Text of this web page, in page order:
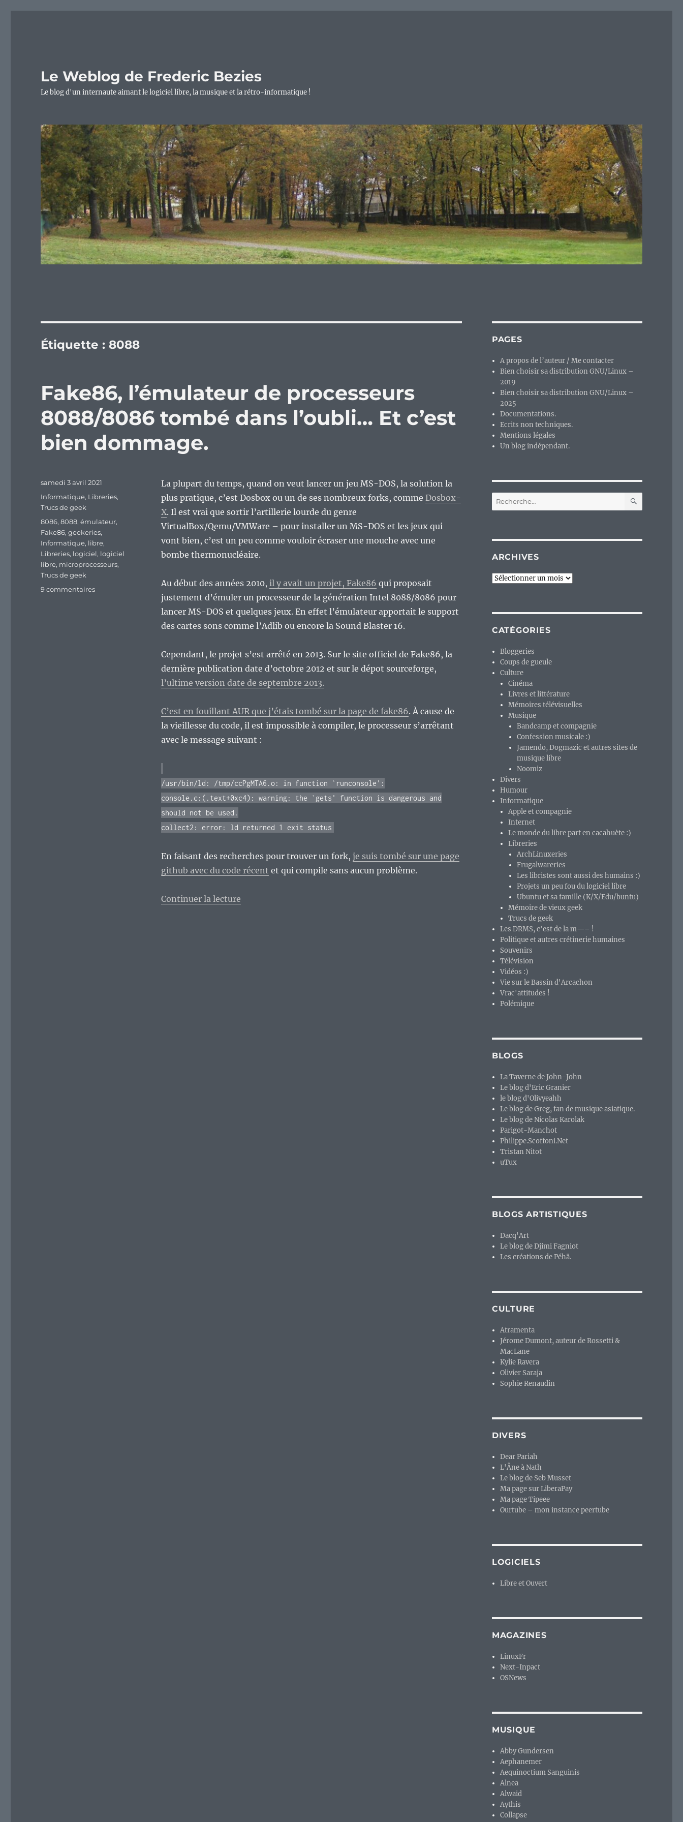
Le Weblog de Frederic Bezies
Le blog d'un internaute aimant le logiciel libre, la musique et la rétro-informatique !
Étiquette : 8088
Fake86, l’émulateur de processeurs
8088/8086 tombé dans l’oubli… Et c’est
bien dommage.
La plupart du temps, quand on veut lancer un jeu MS-DOS, la solution la
plus pratique, c’est Dosbox ou un de ses nombreux forks, comme Dosbox-
X. Il est vrai que sortir l’artillerie lourde du genre
VirtualBox/Qemu/VMWare – pour installer un MS-DOS et les jeux qui
vont bien, c’est un peu comme vouloir écraser une mouche avec une
bombe thermonucléaire.
Au début des années 2010, il y avait un projet, Fake86 qui proposait
justement d’émuler un processeur de la génération Intel 8088/8086 pour
lancer MS-DOS et quelques jeux. En effet l’émulateur apportait le support
des cartes sons comme l’Adlib ou encore la Sound Blaster 16.
Cependant, le projet s’est arrêté en 2013. Sur le site officiel de Fake86, la
dernière publication date d’octobre 2012 et sur le dépot sourceforge,
l’ultime version date de septembre 2013.
C’est en fouillant AUR que j’étais tombé sur la page de fake86. À cause de
la vieillesse du code, il est impossible à compiler, le processeur s’arrêtant
avec le message suivant :
/usr/bin/ld: /tmp/ccPgMTA6.o: in function `runconsole':
console.c:(.text+0xc4): warning: the `gets' function is dangerous and
should not be used.
collect2: error: ld returned 1 exit status
En faisant des recherches pour trouver un fork, je suis tombé sur une page
github avec du code récent et qui compile sans aucun problème.
Continuer la lecturede « Fake86, l’émulateur de processeurs 8088/8086 tombé dans l’oubli… Et c’est bien dommage. »
Publié
samedi 3 avril 2021
Catégories
Informatique, Libreries,
Trucs de geek
Étiquettes
8086,8088,émulateur,
Fake86,geekeries,
Informatique, libre,
Libreries, logiciel, logiciel
libre, microprocesseurs,
Trucs de geek
9 commentairessur
PAGES
A propos de l’auteur / Me contacter
Bien choisir sa distribution GNU/Linux –
2019
Bien choisir sa distribution GNU/Linux –
2025
Documentations.
Ecrits non techniques.
Mentions légales
Un blog indépendant.
Recherche
pour :
ARCHIVES
Archives
CATÉGORIES
Bloggeries
Coups de gueule
Culture
Cinéma
Livres et littérature
Mémoires télévisuelles
Musique
Bandcamp et compagnie
Confession musicale :)
Jamendo, Dogmazic et autres sites de
musique libre
Noomiz
Divers
Humour
Informatique
Apple et compagnie
Internet
Le monde du libre part en cacahuète :)
Libreries
ArchLinuxeries
Frugalwareries
Les libristes sont aussi des humains :)
Projets un peu fou du logiciel libre
Ubuntu et sa famille (K/X/Edu/buntu)
Mémoire de vieux geek
Trucs de geek
Les DRMS, c'est de la m—– !
Politique et autres crétinerie humaines
Souvenirs
Télévision
Vidéos :)
Vie sur le Bassin d'Arcachon
Vrac'attitudes !
Polémique
BLOGS
La Taverne de John-John
Le blog d'Eric Granier
le blog d'Olivyeahh
Le blog de Greg, fan de musique asiatique.
Le blog de Nicolas Karolak
Parigot-Manchot
Philippe.Scoffoni.Net
Tristan Nitot
uTux
BLOGS ARTISTIQUES
Dacq'Art
Le blog de Djimi Fagniot
Les créations de Péhä.
CULTURE
Atramenta
Jérome Dumont, auteur de Rossetti &
MacLane
Kylie Ravera
Olivier Saraja
Sophie Renaudin
DIVERS
Dear Pariah
L'Âne à Nath
Le blog de Seb Musset
Ma page sur LiberaPay
Ma page Tipeee
Ourtube – mon instance peertube
LOGICIELS
Libre et Ouvert
MAGAZINES
LinuxFr
Next-Inpact
OSNews
MUSIQUE
Abby Gundersen
Aephanemer
Aequinoctium Sanguinis
Alnea
Alwaid
Aythis
Collapse